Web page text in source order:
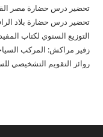
تحضير درس حضارة مصر
تحضير درس حضارة بلاد
التوزيع السنوي لكتاب
زفير مراكش: المركب
روائز التقويم التشخيصي للسنة